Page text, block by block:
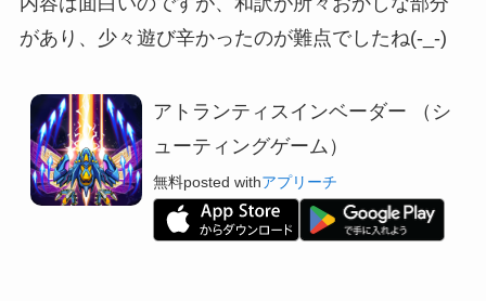
があり、少々遊び辛かったのが難点でしたね(-_-)
アトランティスインベーダー （シ
ューティングゲーム）
無料posted withアプリーチ